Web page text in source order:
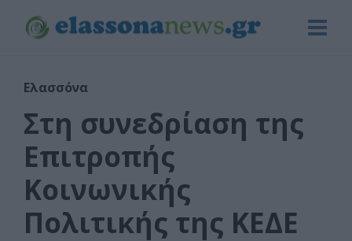
Ελασσόνα
Στη συνεδρίαση της
Επιτροπής
Κοινωνικής
Πολιτικής της ΚΕΔΕ